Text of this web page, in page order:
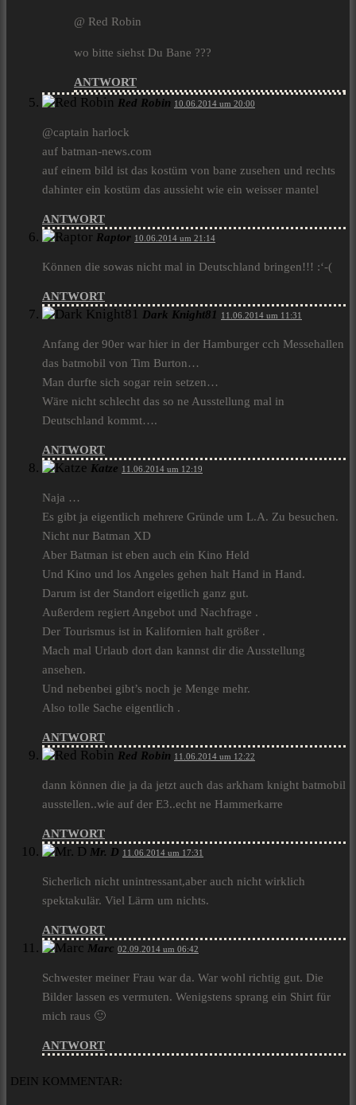
@ Red Robin
wo bitte siehst Du Bane ???
ANTWORT
Red Robin 10.06.2014 um 20:00
@captain harlock
auf batman-news.com
auf einem bild ist das kostüm von bane zusehen und rechts
dahinter ein kostüm das aussieht wie ein weisser mantel
ANTWORT
Raptor 10.06.2014 um 21:14
Können die sowas nicht mal in Deutschland bringen!!! :‘-(
ANTWORT
Dark Knight81 11.06.2014 um 11:31
Anfang der 90er war hier in der Hamburger cch Messehallen
das batmobil von Tim Burton…
Man durfte sich sogar rein setzen…
Wäre nicht schlecht das so ne Ausstellung mal in
Deutschland kommt….
ANTWORT
Katze 11.06.2014 um 12:19
Naja …
Es gibt ja eigentlich mehrere Gründe um L.A. Zu besuchen.
Nicht nur Batman XD
Aber Batman ist eben auch ein Kino Held
Und Kino und los Angeles gehen halt Hand in Hand.
Darum ist der Standort eigetlich ganz gut.
Außerdem regiert Angebot und Nachfrage .
Der Tourismus ist in Kalifornien halt größer .
Mach mal Urlaub dort dan kannst dir die Ausstellung
ansehen.
Und nebenbei gibt’s noch je Menge mehr.
Also tolle Sache eigentlich .
ANTWORT
Red Robin 11.06.2014 um 12:22
dann können die ja da jetzt auch das arkham knight batmobil
ausstellen..wie auf der E3..echt ne Hammerkarre
ANTWORT
Mr. D 11.06.2014 um 17:31
Sicherlich nicht unintressant,aber auch nicht wirklich
spektakulär. Viel Lärm um nichts.
ANTWORT
Marc 02.09.2014 um 06:42
Schwester meiner Frau war da. War wohl richtig gut. Die
Bilder lassen es vermuten. Wenigstens sprang ein Shirt für
mich raus 🙂
ANTWORT
DEIN KOMMENTAR: